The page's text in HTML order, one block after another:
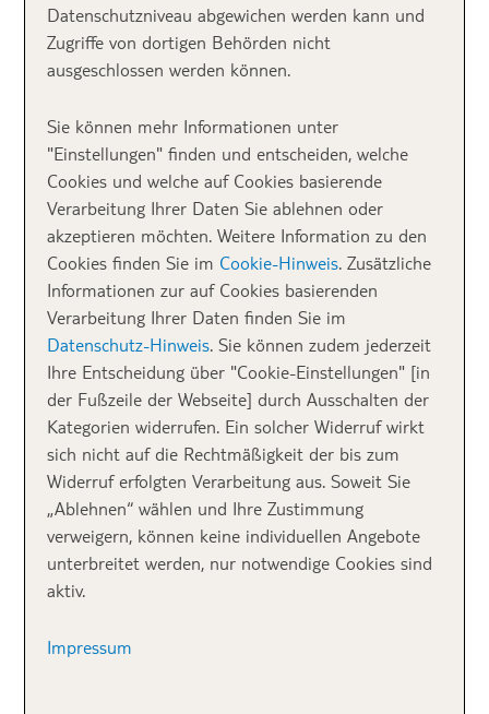
Ausgezeichnete
Türkei
Mit den beliebten UrlaubsortenAntalya und
Dalamanschafft es die Türkeimit17 Hotels in die
Top 100 Liste.Diese Hotels sind besonders beliebt
und wurden mit dem TUI Global Hotel Award
ausgezeichnet, d.h. die besten Hotels in der Türkei, die
euch einen erholsamen und zufriedenen Urlaub
ermöglichen:
Antalya | Side |Acanthus Cennet Barut Collection
Antalya | Kemer |Hotel Akra Kemer
Antalya | Side |Ali Bey Resort
Antalya | Side| Arum Barut Collection
Antalya | Side |Hotel Commodore Elite Suites &
Spa
Antalya | Karaburun |
Datenschutzniveau abgewichen werden kann und
Zugriffe von dortigen Behörden nicht
ausgeschlossen werden können.
Sie können mehr Informationen unter
"Einstellungen" finden und entscheiden, welche
Cookies und welche auf Cookies basierende
Verarbeitung Ihrer Daten Sie ablehnen oder
akzeptieren möchten. Weitere Information zu den
Cookies finden Sie im Cookie-Hinweis. Zusätzliche
Informationen zur auf Cookies basierenden
Verarbeitung Ihrer Daten finden Sie im
Datenschutz-Hinweis. Sie können zudem jederzeit
Ihre Entscheidung über "Cookie-Einstellungen" [in
der Fußzeile der Webseite] durch Ausschalten der
Kategorien widerrufen. Ein solcher Widerruf wirkt
sich nicht auf die Rechtmäßigkeit der bis zum
Widerruf erfolgten Verarbeitung aus. Soweit Sie
„Ablehnen“ wählen und Ihre Zustimmung
verweigern, können keine individuellen Angebote
unterbreitet werden, nur notwendige Cookies sind
aktiv.
Impressum